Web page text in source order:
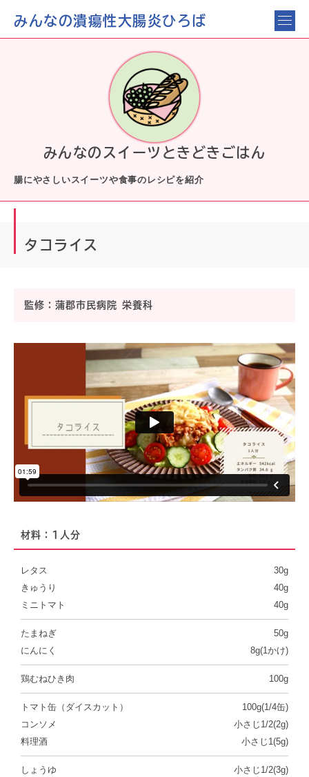
みんなの潰瘍性大腸炎ひろば
みんなのスイーツときどきごはん
腸にやさしいスイーツや食事のレシピを紹介
タコライス
監修：蒲郡市民病院 栄養科
材料：1人分
レタス
30g
きゅうり
40g
ミニトマト
40g
たまねぎ
50g
にんにく
8g(1かけ)
鶏むねひき肉 100g
トマト缶（ダイスカット）
100g(1/4缶)
コンソメ
小さじ1/2(2g)
料理酒
小さじ1(5g)
しょうゆ
小さじ1/2(3g)